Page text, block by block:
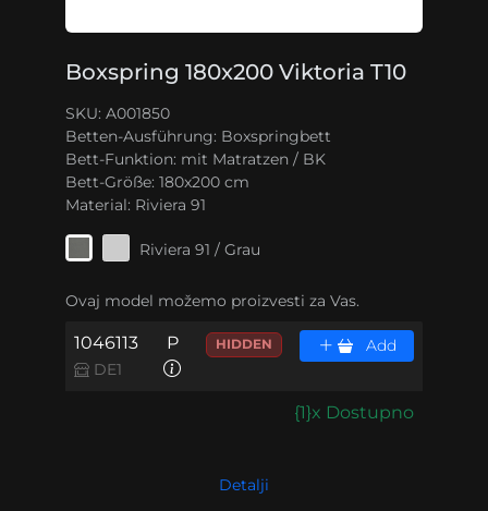
Boxspring 180x200 Viktoria T10
SKU: A001850
Betten-Ausführung: Boxspringbett
Bett-Funktion: mit Matratzen / BK
Bett-Größe: 180x200 cm
Material: Riviera 91
Riviera 91 / Grau
Ovaj model možemo proizvesti za Vas.
1046113
DE1
P HIDDEN Add
{1}x Dostupno
Detalji